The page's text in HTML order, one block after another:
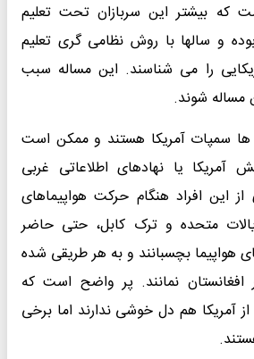
که بیشتر این سربازان تحت تعلیم
و سالها با روش نظامی گری تعلیم
را می شناسند. این مساله سبب
مساله شوند.
ها سمپات آمریکا هستند و ممکن است
یا نهادهای اطلاعاتی غربی
این افراد هنگام حرکت هواپیماهای
متحده و ترک کابل، حتی حاضر
هواپیما بچسبانند و به هر طریقی شده
افغانستان نمانند. پر واضح است که
آمریکا هم دل خوشی ندارند اما برخی